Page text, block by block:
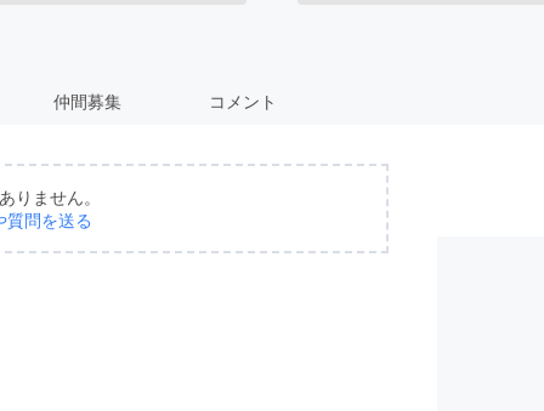
仲間募集 コメント
りません。
質問を送る